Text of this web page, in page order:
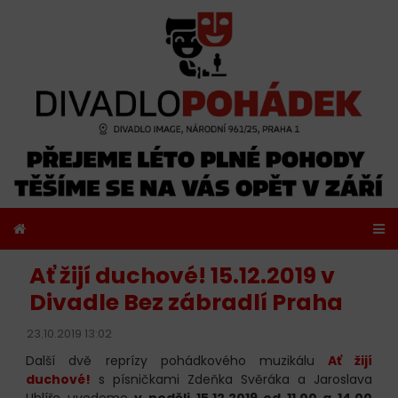
Ať žijí duchové! 15.12.2019 v
Divadle Bez zábradlí Praha
23.10.2019 13:02
Další dvě reprízy pohádkového muzikálu
Ať žijí
duchové! s písničkami Zdeňka Svěráka a Jaroslava